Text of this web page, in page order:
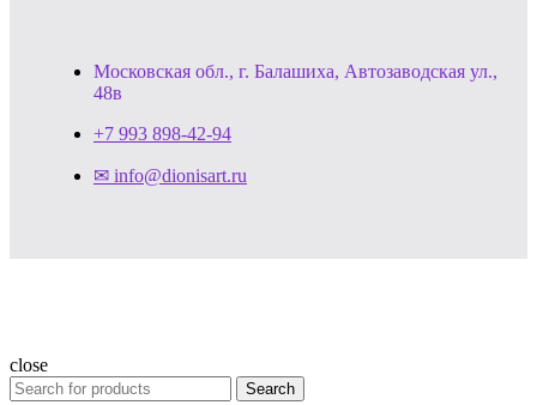
Московская обл., г. Балашиха, Автозаводская ул.,
48в
+7 993 898-42-94
✉ info@dionisart.ru
close
Search